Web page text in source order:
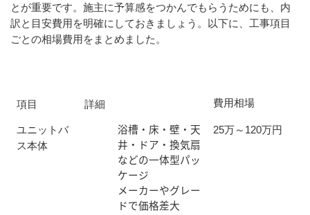
とが重要です。施主に予算感をつかんでもらうためにも、内
訳と目安費用を明確にしておきましょう。以下に、工事項目
ごとの相場費用をまとめました。
項目 詳細 費用相場
ユニットバ
ス本体
浴槽・床・壁・天
井・ドア・換気扇
などの一体型パッ
ケージ
メーカーやグレー
ドで価格差大
25万～120万円